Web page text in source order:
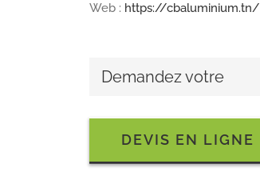
Web : https://cbaluminium.tn/
Demandez votre
DEVIS EN LIGNE